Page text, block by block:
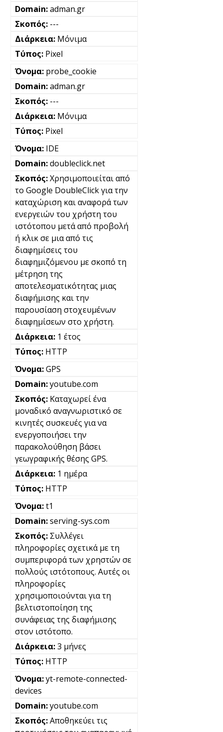
adman.gr
---
Μόνιμα
Pixel
probe_cookie
adman.gr
---
Μόνιμα
Pixel
IDE
doubleclick.net
Χρησιμοποιείται από
το Google DoubleClick για την
καταχώριση και αναφορά των
ενεργειών του χρήστη του
ιστότοπου μετά από προβολή
ή κλικ σε μια από τις
διαφημίσεις του
διαφημιζόμενου με σκοπό τη
μέτρηση της
αποτελεσματικότητας μιας
διαφήμισης και την
παρουσίαση στοχευμένων
διαφημίσεων στο χρήστη.
1 έτος
HTTP
GPS
youtube.com
Καταχωρεί ένα
μοναδικό αναγνωριστικό σε
κινητές συσκευές για να
ενεργοποιήσει την
παρακολούθηση βάσει
γεωγραφικής θέσης GPS.
1 ημέρα
HTTP
t1
serving-sys.com
Συλλέγει
πληροφορίες σχετικά με τη
συμπεριφορά των χρηστών σε
πολλούς ιστότοπους. Αυτές οι
πληροφορίες
χρησιμοποιούνται για τη
βελτιστοποίηση της
συνάφειας της διαφήμισης
στον ιστότοπο.
3 μήνες
HTTP
yt-remote-connected-
devices
youtube.com
Αποθηκεύει τις